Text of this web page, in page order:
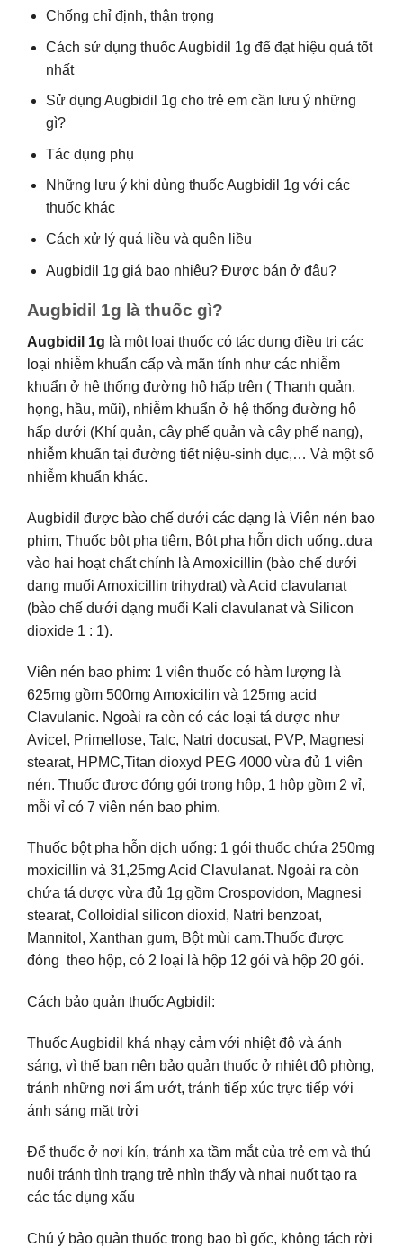
Chống chỉ định, thận trọng
Cách sử dụng thuốc Augbidil 1g để đạt hiệu quả tốt
nhất
Sử dụng Augbidil 1g cho trẻ em cần lưu ý những
gì?
Tác dụng phụ
Những lưu ý khi dùng thuốc Augbidil 1g với các
thuốc khác
Cách xử lý quá liều và quên liều
Augbidil 1g giá bao nhiêu? Được bán ở đâu?
Augbidil 1g là thuốc gì?
Augbidil 1g là một lọai thuốc có tác dụng điều trị các
loại nhiễm khuẩn cấp và mãn tính như các nhiễm
khuẩn ở hệ thống đường hô hấp trên ( Thanh quản,
họng, hầu, mũi), nhiễm khuẩn ở hệ thống đường hô
hấp dưới (Khí quản, cây phế quản và cây phế nang),
nhiễm khuẩn tại đường tiết niệu-sinh dục,… Và một số
nhiễm khuẩn khác.
Augbidil được bào chế dưới các dạng là Viên nén bao
phim, Thuốc bột pha tiêm, Bột pha hỗn dịch uống..dựa
vào hai hoạt chất chính là Amoxicillin (bào chế dưới
dạng muối Amoxicillin trihydrat) và Acid clavulanat
(bào chế dưới dạng muối Kali clavulanat và Silicon
dioxide 1 : 1).
Viên nén bao phim: 1 viên thuốc có hàm lượng là
625mg gồm 500mg Amoxicilin và 125mg acid
Clavulanic. Ngoài ra còn có các loại tá dược như
Avicel, Primellose, Talc, Natri docusat, PVP, Magnesi
stearat, HPMC,Titan dioxyd PEG 4000 vừa đủ 1 viên
nén. Thuốc được đóng gói trong hộp, 1 hộp gồm 2 vỉ,
mỗi vỉ có 7 viên nén bao phim.
Thuốc bột pha hỗn dịch uống: 1 gói thuốc chứa 250mg
moxicillin và 31,25mg Acid Clavulanat. Ngoài ra còn
chứa tá dược vừa đủ 1g gồm Crospovidon, Magnesi
stearat, Colloidial silicon dioxid, Natri benzoat,
Mannitol, Xanthan gum, Bột mùi cam.Thuốc được
đóng theo hộp, có 2 loại là hộp 12 gói và hộp 20 gói.
Cách bảo quản thuốc Agbidil:
Thuốc Augbidil khá nhạy cảm với nhiệt độ và ánh
sáng, vì thế bạn nên bảo quản thuốc ở nhiệt độ phòng,
tránh những nơi ẩm ướt, tránh tiếp xúc trực tiếp với
ánh sáng mặt trời
Để thuốc ở nơi kín, tránh xa tầm mắt của trẻ em và thú
nuôi tránh tình trạng trẻ nhìn thấy và nhai nuốt tạo ra
các tác dụng xấu
Chú ý bảo quản thuốc trong bao bì gốc, không tách rời